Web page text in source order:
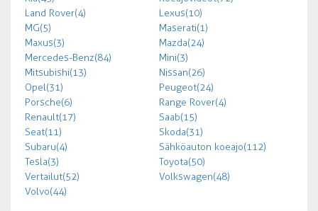
Land Rover (4)
Lexus (10)
MG (5)
Maserati (1)
Maxus (3)
Mazda (24)
Mercedes-Benz (84)
Mini (3)
Mitsubishi (13)
Nissan (26)
Opel (31)
Peugeot (24)
Porsche (6)
Range Rover (4)
Renault (17)
Saab (15)
Seat (11)
Skoda (31)
Subaru (4)
Sähköauton koeajo (112)
Tesla (3)
Toyota (50)
Vertailut (52)
Volkswagen (48)
Volvo (44)